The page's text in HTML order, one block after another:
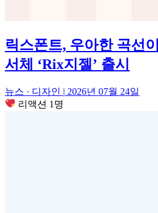
릭스폰트, 우아한 곡선
서체 ‘Rix지젤’ 출시
뉴스 · 디자인 | 2026년 07월 24일
리액션 1명